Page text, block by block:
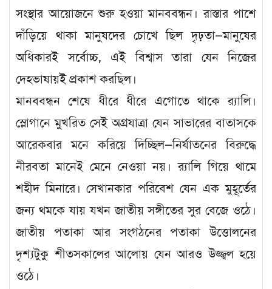
সংস্থার আয়োজনে শুরু হওয়া মানববন্ধন। রাস্তার পাশে
দাঁড়িয়ে থাকা মানুষদের চোখে ছিল দৃঢ়তা—মানুষের
অধিকারই সর্বোচ্চ, এই বিশ্বাস তারা যেন নিজের
দেহভাষায়ই প্রকাশ করছিল।
মানববন্ধন শেষে ধীরে ধীরে এগোতে থাকে র‍্যালি।
স্লোগানে মুখরিত সেই অগ্রযাত্রা যেন সাভারের বাতাসকে
আরেকবার মনে করিয়ে দিচ্ছিল—নির্যাতনের বিরুদ্ধে
নীরবতা মানেই মেনে নেওয়া নয়। র‍্যালি গিয়ে থামে
শহীদ মিনারে। সেখানকার পরিবেশ যেন এক মুহূর্তের
জন্য থমকে যায় যখন জাতীয় সঙ্গীতের সুর বেজে ওঠে।
জাতীয় পতাকা আর সংগঠনের পতাকা উত্তোলনের
দৃশ্যটুকু শীতসকালের আলোয় যেন আরও উজ্জ্বল হয়ে
ওঠে।